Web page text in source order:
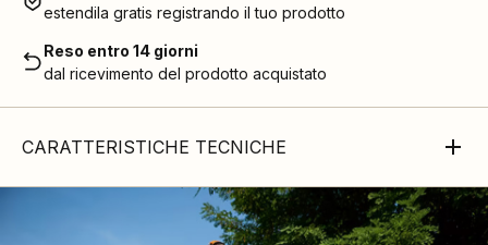
estendila gratis registrando il tuo prodotto
Reso entro 14 giorni
dal ricevimento del prodotto acquistato
CARATTERISTICHE TECNICHE